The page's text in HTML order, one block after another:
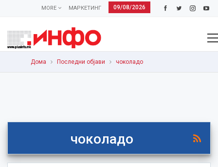
09/08/2026
МАРКЕТИНГ
MORE
Дома Последни објави чоколадо
чоколадо